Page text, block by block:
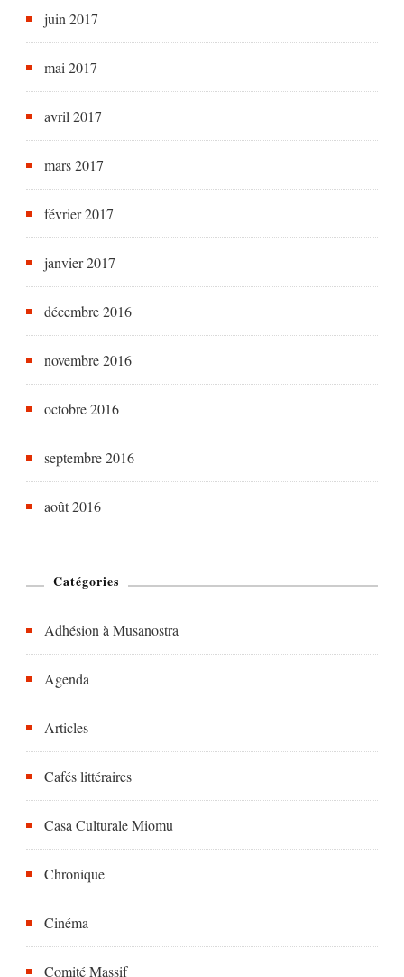
juin 2017
mai 2017
avril 2017
mars 2017
février 2017
janvier 2017
décembre 2016
novembre 2016
octobre 2016
septembre 2016
août 2016
Catégories
Adhésion à Musanostra
Agenda
Articles
Cafés littéraires
Casa Culturale Miomu
Chronique
Cinéma
Comité Massif